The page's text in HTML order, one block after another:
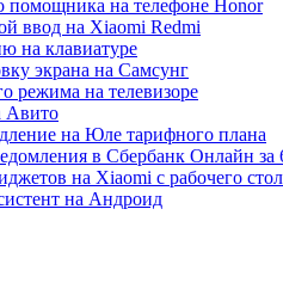
помощника на телефоне Honor
ввод на Xiaomi Redmi
на клавиатуре
экрана на Самсунг
режима на телевизоре
Авито
на Юле тарифного плана
в Сбербанк Онлайн за
на Xiaomi с рабочего
на Андроид